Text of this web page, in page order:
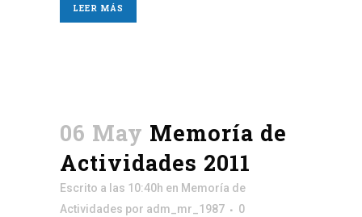
LEER MÁS
06 May Memoría de
Actividades 2011
Escrito a las 10:40h en Memoría de
Actividades por adm_mr_1987
0